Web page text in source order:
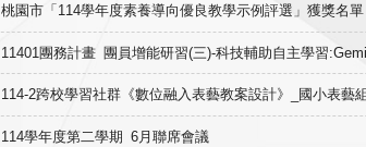
桃園市「114學年度素養導向優良教學示例評選」獲獎名單
11401團務計畫 團員增能研習(三)-科技輔助自主學習
114-2跨校學習社群《數位融入表藝教案設計》_國小表藝組
114學年度第二學期 6月聯席會議